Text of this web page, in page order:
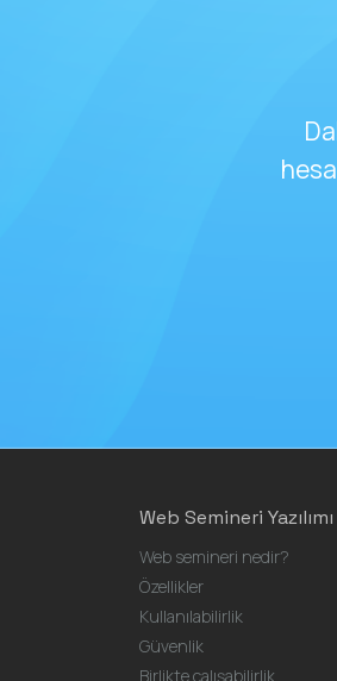
Web Semineri Yazılımı
Web semineri nedir?
Özellikler
Kullanılabilirlik
Güvenlik
Birlikte çalışabilirlik